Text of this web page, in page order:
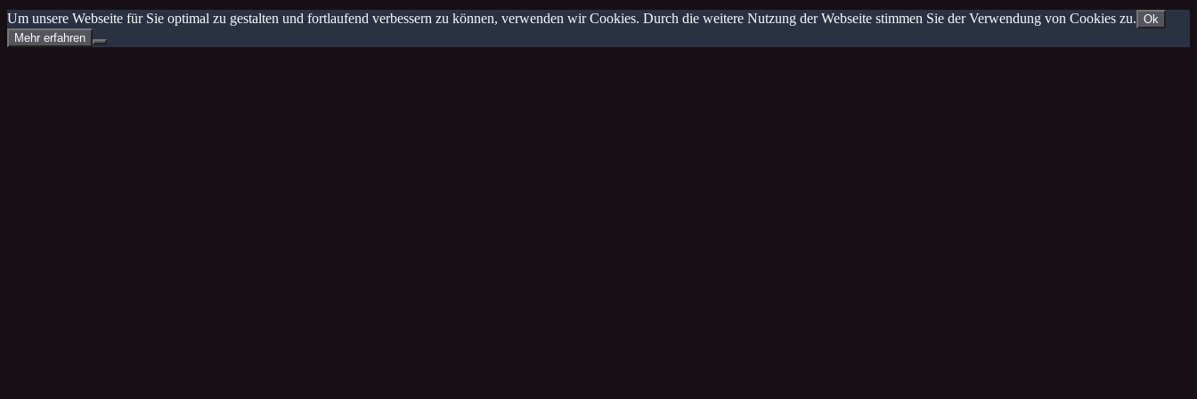
Um unsere Webseite für Sie optimal zu gestalten und fortlaufend verbessern zu können, verwenden wir Cookies. Durch die weitere Nutzung der Webseite stimmen Sie der Verwendung von Cookies zu. Ok
Mehr erfahren